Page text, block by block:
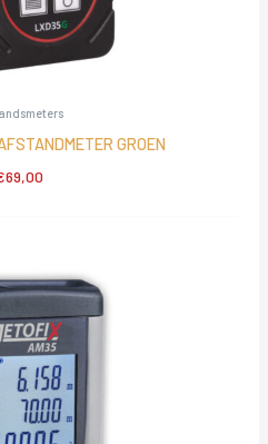
GROEN
69,00